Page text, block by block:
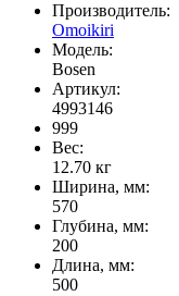
Производитель:
Omoikiri
Модель:
Bosen
Артикул:
4993146
999
Вес:
12.70 кг
Ширина, мм:
570
Глубина, мм:
200
Длина, мм:
500